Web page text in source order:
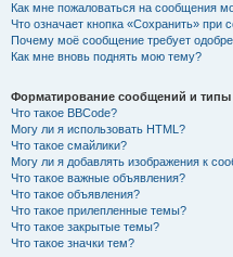
Как мне пожаловаться на сообщения
Что означает кнопка «Сохранить» при
Почему моё сообщение требует
Как мне вновь поднять мою тему?
Форматирование сообщений и типы
Что такое BBCode?
Могу ли я использовать HTML?
Что такое смайлики?
Могу ли я добавлять изображения к
Что такое важные объявления?
Что такое объявления?
Что такое прилепленные темы?
Что такое закрытые темы?
Что такое значки тем?